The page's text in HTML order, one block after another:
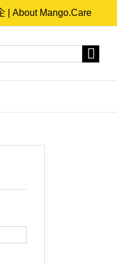
| About Mango.Care